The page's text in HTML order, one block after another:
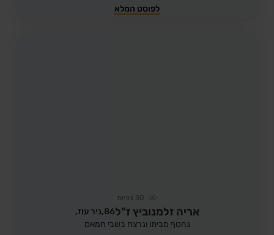
לפוסט המלא
30 צפיות
אריה זלמנוביץ ז"ל86, ניר עוז,
נחטף מביתו ונרצח בשבי חמאס